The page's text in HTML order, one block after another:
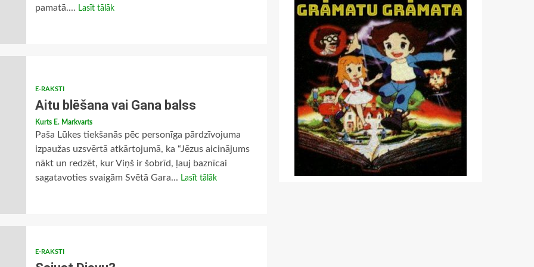
pamatā.... Lasīt tālāk
E-RAKSTI
Aitu blēšana vai Gana balss
Kurts E. Markvarts
Paša Lūkes tiekšanās pēc personīga pārdzīvojuma
izpaužas uzsvērtā atkārtojumā, ka “Jēzus aicinājums
nākt un redzēt, kur Viņš ir šobrīd, ļauj baznīcai
sagatavoties svaigām Svētā Gara... Lasīt tālāk
E-RAKSTI